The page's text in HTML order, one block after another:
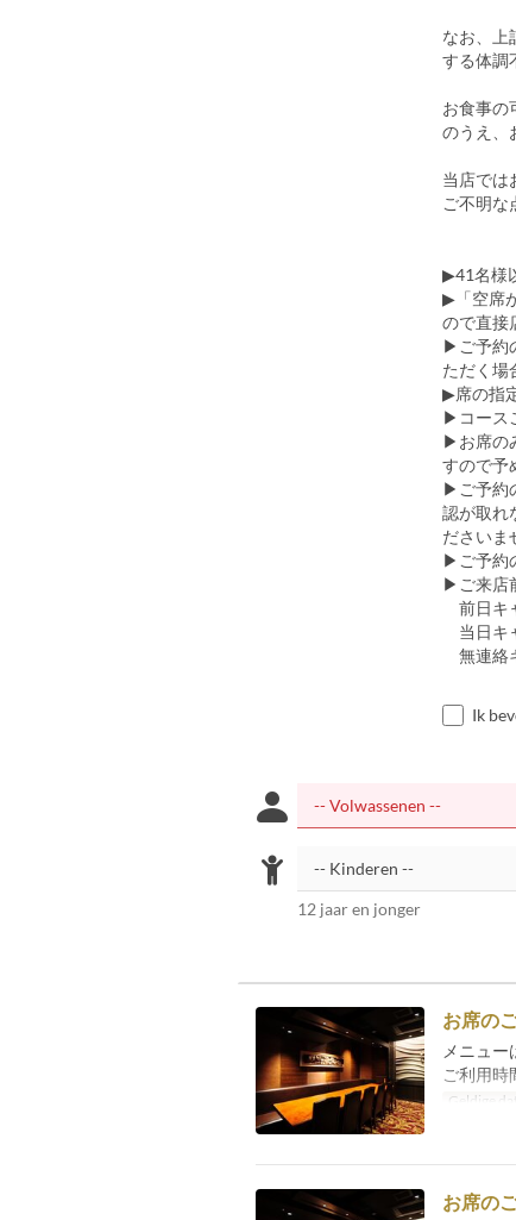
なお、上
する体調
お食事の
のうえ、
当店では
ご不明な
▶41名様
▶「空席
ので直接
▶ご予約
ただく場
▶席の指
▶コース
▶お席の
すので予
▶ご予約
認が取れ
ださいま
▶ご予約
▶ご来店
前日キ
当日キ
無連絡
Ik
12 jaar en jonger
お席の
メニュー
ご利用時
Geldige
お席の